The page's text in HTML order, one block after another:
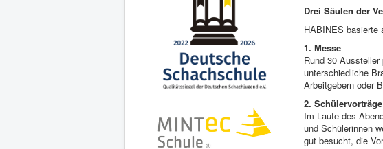
Drei Säulen der
HABINES basierte
1. Messe
Rund 30
unterschiedliche
Arbeitgebern oder
2. Schülervorträge
Im Laufe des
und Schülerinnen
gut besucht, die